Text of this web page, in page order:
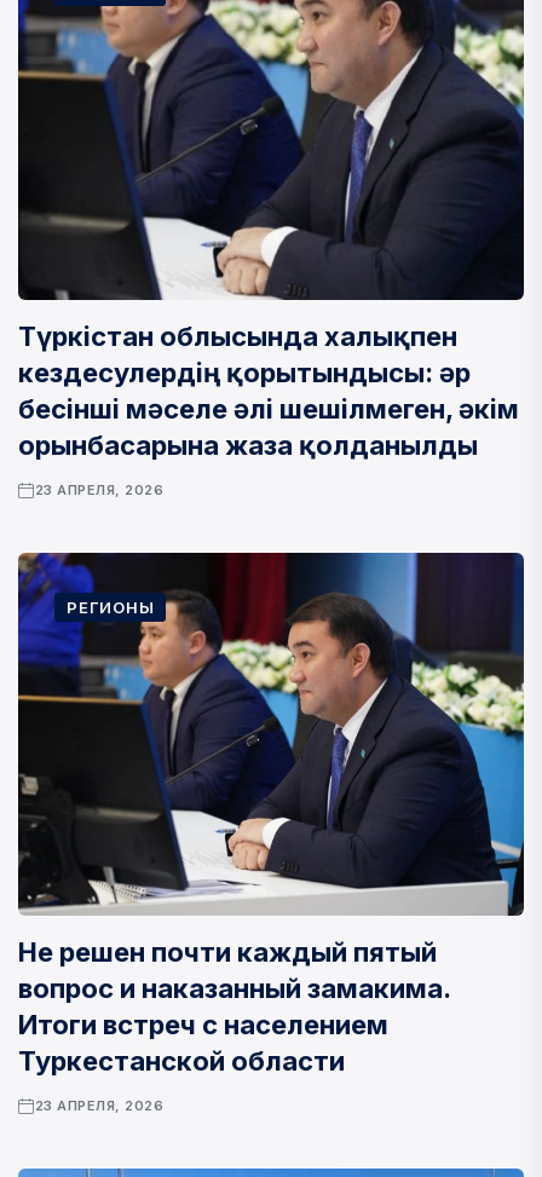
Түркістан облысында халықпен
кездесулердің қорытындысы: әр
бесінші мәселе әлі шешілмеген, әкім
орынбасарына жаза қолданылды
23 АПРЕЛЯ, 2026
РЕГИОНЫ
Не решен почти каждый пятый
вопрос и наказанный замакима.
Итоги встреч с населением
Туркестанской области
23 АПРЕЛЯ, 2026